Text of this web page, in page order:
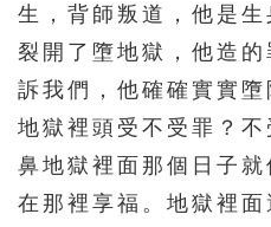
生，背師叛道，他是
裂開了墮地獄，他造
訴我們，他確確實實
地獄裡頭受不受罪？
鼻地獄裡面那個日子
在那裡享福。地獄裡